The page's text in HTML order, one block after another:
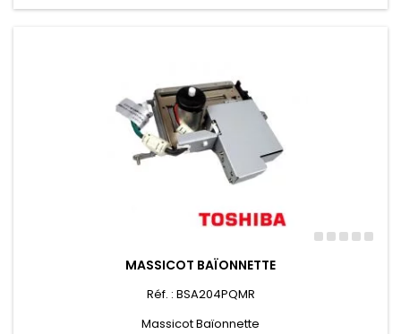
MASSICOT BAÏONNETTE
Réf. : BSA204PQMR
Massicot Baïonnette